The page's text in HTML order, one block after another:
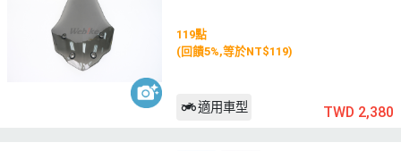
119點
(回饋5%,等於NT$119)
適用車型 TWD 2,380